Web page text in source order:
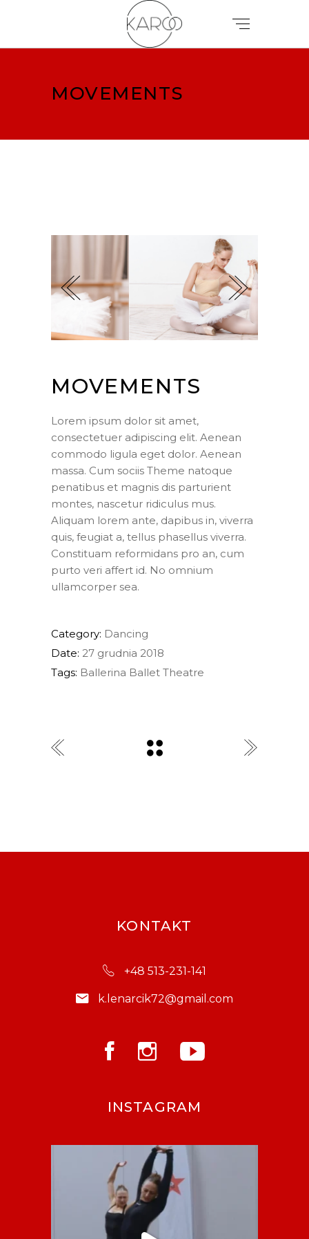
MOVEMENTS
MOVEMENTS
Lorem ipsum dolor sit amet,
consectetuer adipiscing elit. Aenean
commodo ligula eget dolor. Aenean
massa. Cum sociis Theme natoque
penatibus et magnis dis parturient
montes, nascetur ridiculus mus.
Aliquam lorem ante, dapibus in, viverra
quis, feugiat a, tellus phasellus viverra.
Constituam reformidans pro an, cum
purto veri affert id. No omnium
ullamcorper sea.
Category: Dancing
Date: 27 grudnia 2018
Tags: Ballerina Ballet Theatre
KONTAKT
+48 513-231-141
k.lenarcik72@gmail.com
INSTAGRAM